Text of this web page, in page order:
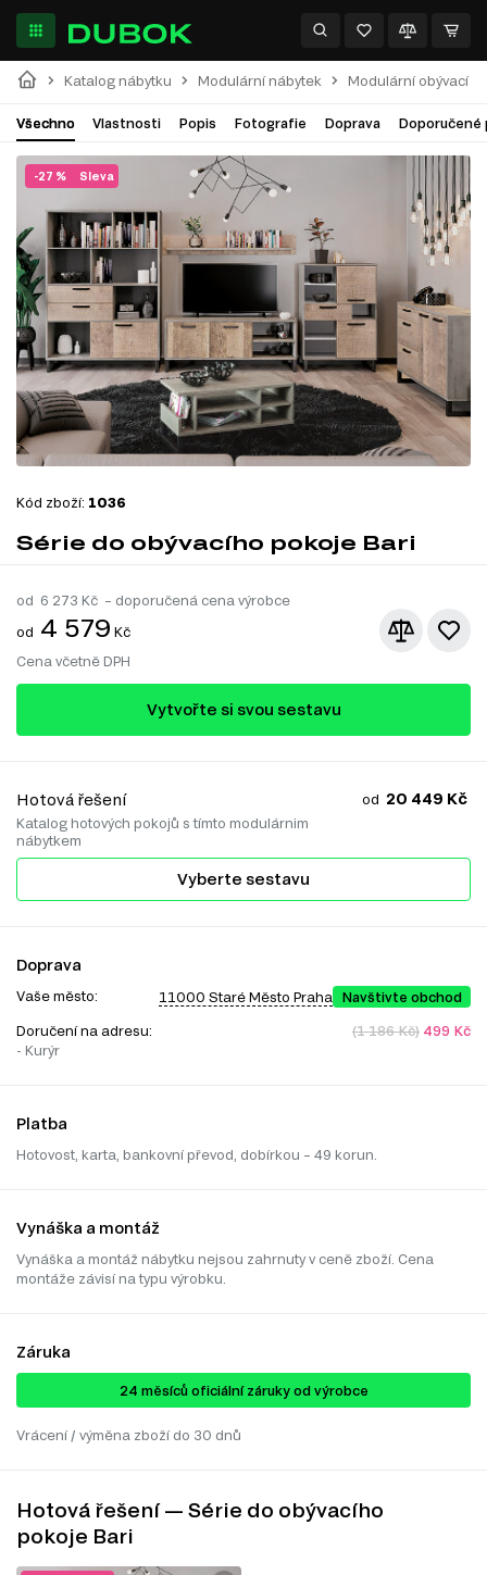
Katalog nábytku Modulární nábytek Modulární obývací
Všechno Vlastnosti Popis Fotografie Doprava Doporučené
Sleva
-27 %
Kód zboží: 1036
Série do obývacího pokoje Bari
od 6 273 Kč – doporučená cena výrobce
od 4 579 Kč
Cena včetně DPH
Vytvořte si svou sestavu
Hotová řešení
Katalog hotových pokojů s tímto modulárnim
nábytkem
od 20 449 Kč
Vyberte sestavu
Doprava
Vaše město: 11000 Staré Město Praha Navštivte obchod
Doručení na adresu:
- Kurýr
(1 186 Kč) 499 Kč
Platba
Hotovost, karta, bankovní převod, dobírkou – 49 korun.
Vynáška a montáž
Vynáška a montáž nábytku nejsou zahrnuty v ceně zboží. Cena
montáže závisí na typu výrobku.
Záruka
24 ​​​​měsíců oficiální záruky od výrobce
Vrácení / výměna zboží do 30 dnů
Hotová řešení — Série do obývacího
pokoje Bari